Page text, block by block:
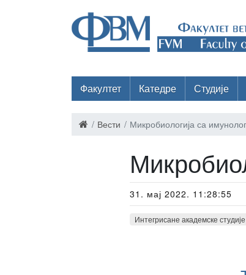
Факултет Катедре Студије
Вести Микробиологија са
31. мај 2022. 11:28:55
Интегрисане академске студије